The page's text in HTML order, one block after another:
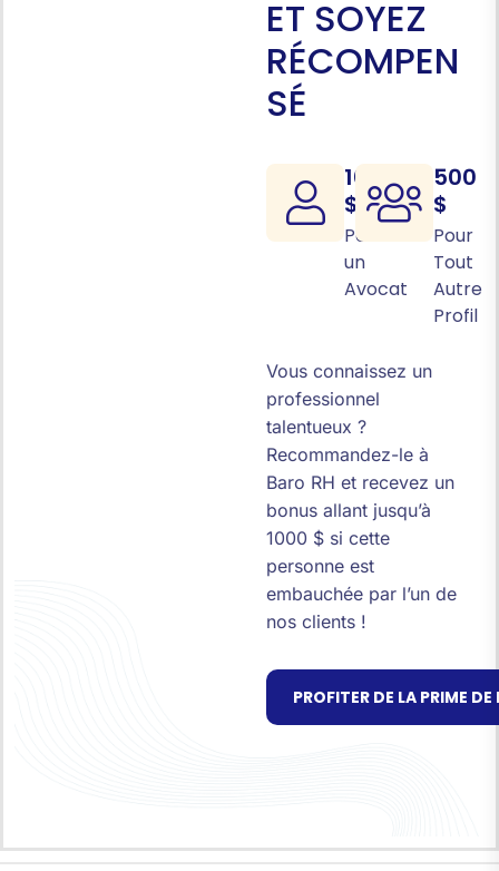
ET SOYEZ
RÉCOMPEN
SÉ
1000
$
Pour
un
Avocat
500
$
Pour
Tout
Autre
Profil
Vous connaissez un
professionnel
talentueux ?
Recommandez-le à
Baro RH et recevez un
bonus allant jusqu’à
1000 $ si cette
personne est
embauchée par l’un de
nos clients !
PROFITER DE LA PRIME